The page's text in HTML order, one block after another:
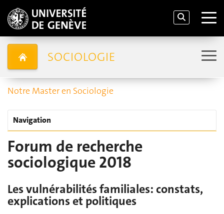
SOCIOLOGIE
Notre Master en Sociologie
Navigation
Forum de recherche
sociologique 2018
Les vulnérabilités familiales: constats,
explications et politiques